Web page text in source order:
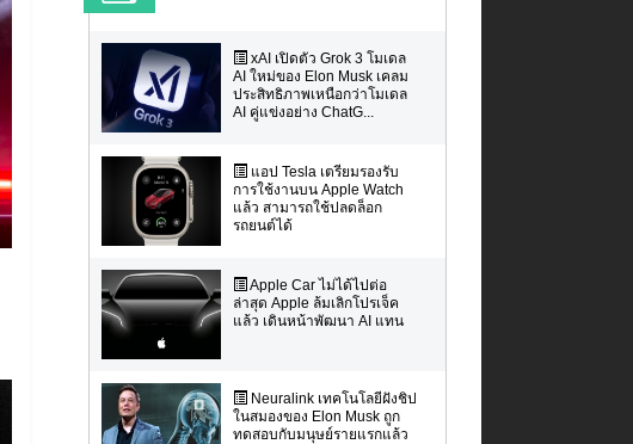
xAI เปิดตัว Grok 3 โมเดล
AI ใหม่ของ Elon Musk เคลม
ประสิทธิภาพเหนือกว่าโมเดล
AI คู่แข่งอย่าง ChatG...
แอป Tesla เตรียมรองรับ
การใช้งานบน Apple Watch
แล้ว สามารถใช้ปลดล็อก
รถยนต์ได้
Apple Car ไม่ได้ไปต่อ
ล่าสุด Apple ล้มเลิกโปรเจ็ค
แล้ว เดินหน้าพัฒนา AI แทน
Neuralink เทคโนโลยีฝังชิป
ในสมองของ Elon Musk ถูก
ทดสอบกับมนุษย์รายแรกแล้ว